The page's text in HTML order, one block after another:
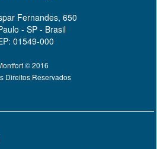
Fernandes, 650
- SP - Brasil
01549-000
© 2016
Direitos Reservados